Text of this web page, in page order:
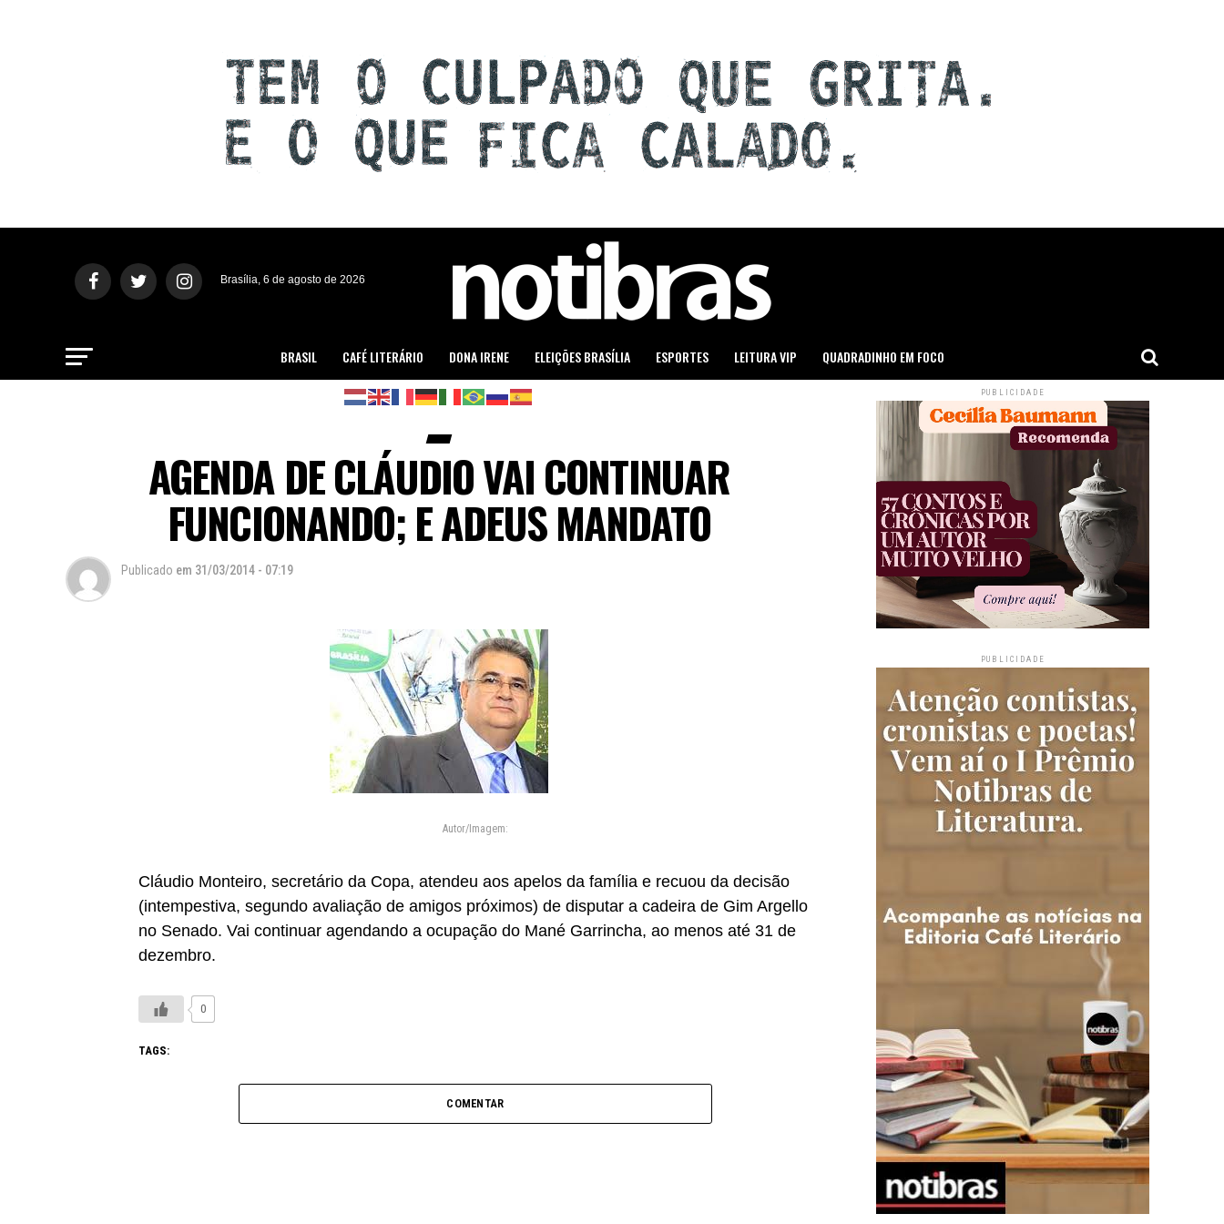
Brasília, 6 de agosto de 2026
BRASIL CAFÉ LITERÁRIO DONA IRENE ELEIÇÕES BRASÍLIA ESPORTES LEITURA VIP QUADRADINHO EM FOCO
AGENDA DE CLÁUDIO VAI CONTINUAR
FUNCIONANDO; E ADEUS MANDATO
Publicado em 31/03/2014 - 07:19
Autor/Imagem:
Cláudio Monteiro, secretário da Copa, atendeu aos apelos da família e recuou da decisão
(intempestiva, segundo avaliação de amigos próximos) de disputar a cadeira de Gim Argello
no Senado. Vai continuar agendando a ocupação do Mané Garrincha, ao menos até 31 de
dezembro.
0
TAGS:
COMENTAR
PUBLICIDADE
PUBLICIDADE